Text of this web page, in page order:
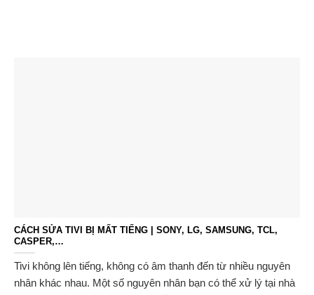
CÁCH SỬA TIVI BỊ MẤT TIẾNG | SONY, LG, SAMSUNG, TCL,
CASPER,…
Tivi không lên tiếng, không có âm thanh đến từ nhiều nguyên
nhân khác nhau. Một số nguyên nhân bạn có thể xử lý tại nhà